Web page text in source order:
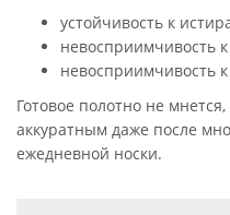
устойчивость к
невосприимчивость
невосприимчивость
Готовое полотно не
аккуратным даже после
ежедневной носки.